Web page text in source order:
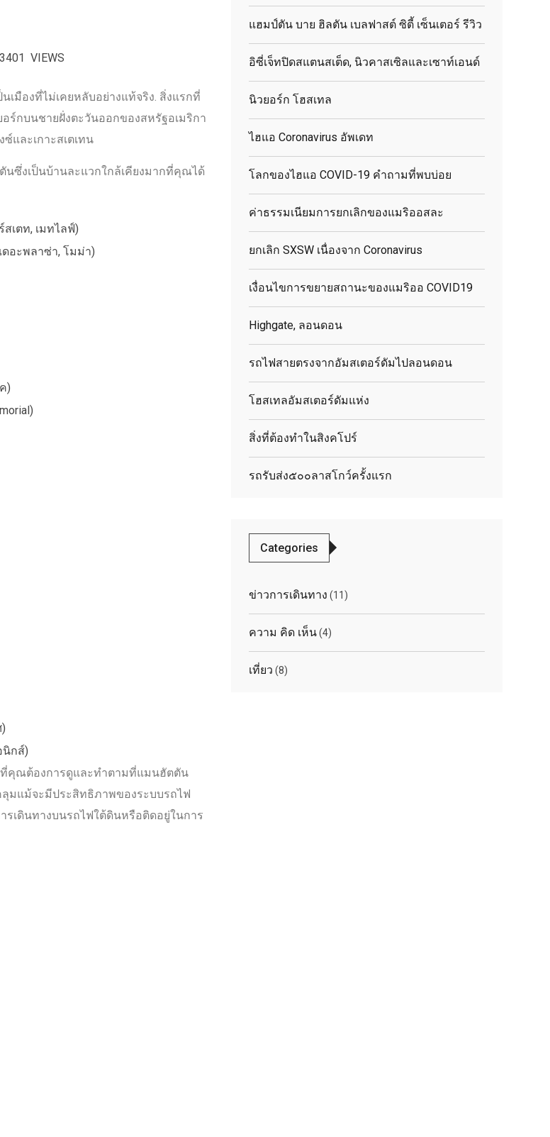
3401 VIEWS
มืองที่ไม่เคยหลับอย่างแท้จริง. สิ่งแรกที่
ร์กบนชายฝั่งตะวันออกของสหรัฐอเมริกา
และเกาะสเตเทน
นซึ่งเป็นบ้านละแวกใกล้เคียงมากที่คุณได้
เตท, เมทไลฟ์)
อะพลาซ่า, โมม่า)
)
นิกส์)
คุณต้องการดูและทําตามที่แมนฮัตตัน
มแม้จะมีประสิทธิภาพของระบบรถไฟ
เดินทางบนรถไฟใต้ดินหรือติดอยู่ในการ
แฮมป์ตัน บาย ฮิลตัน เบลฟาสต์ ซิตี้ เซ็นเตอร์ รีวิว
อิซี่เจ็ทปิดสแตนสเต็ด, นิวคาสเซิลและเซาท์เอนด์
นิวยอร์ก โฮสเทล
ไฮแอ Coronavirus อัพเดท
โลกของไฮแอ COVID-19 คำถามที่พบบ่อย
ค่าธรรมเนียมการยกเลิกของแมริออสละ
ยกเลิก SXSW เนื่องจาก Coronavirus
เงื่อนไขการขยายสถานะของแมริออ COVID19
Highgate, ลอนดอน
รถไฟสายตรงจากอัมสเตอร์ดัมไปลอนดอน
โฮสเทลอัมสเตอร์ดัมแห่ง
สิ่งที่ต้องทำในสิงคโปร์
รถรับส่ง๕๐๐ลาสโกว์ครั้งแรก
Categories
ข่าวการเดินทาง (11)
ความ คิด เห็น(4)
เที่ยว (8)